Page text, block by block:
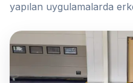
yapılan uygulamalarda